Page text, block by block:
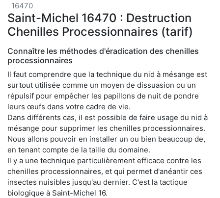
16470
Saint-Michel 16470 : Destruction
Chenilles Processionnaires (tarif)
Connaître les méthodes d'éradication des chenilles
processionnaires
Il faut comprendre que la technique du nid à mésange est
surtout utilisée comme un moyen de dissuasion ou un
répulsif pour empêcher les papillons de nuit de pondre
leurs œufs dans votre cadre de vie.
Dans différents cas, il est possible de faire usage du nid à
mésange pour supprimer les chenilles processionnaires.
Nous allons pouvoir en installer un ou bien beaucoup de,
en tenant compte de la taille du domaine.
Il y a une technique particulièrement efficace contre les
chenilles processionnaires, et qui permet d'anéantir ces
insectes nuisibles jusqu'au dernier. C'est la tactique
biologique à Saint-Michel 16.